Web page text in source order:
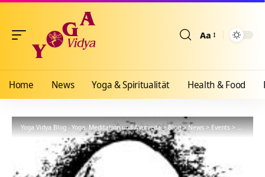
Aa
Home News Yoga & Spiritualität Health & Food
Yoga Vidya Blog - Yoga, Meditation und Ayurveda>Blog>News>Events>